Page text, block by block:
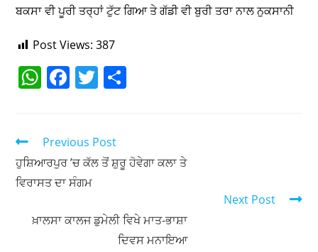
ਬਕਸਾ ਵੀ ਪੂਰੀ ਤਰ੍ਹਾਂ ਟੁੱਟ ਗਿਆ ਤੇ ਗੱਡੀ ਵੀ ਬੁਰੀ ਤਰਾ ਨਾਲ ਨੁਕਸਾਨੀ
Post Views: 387
W
s
A
p
p
F
e
b
o
o
T
er
Previous Post
ਹੁਸ਼ਿਆਰਪੁਰ ’ਚ ਕੱਲ ਤੋਂ ਸ਼ੁਰੂ ਹੋਵੇਗਾ ਕਲਾ ਤੇ
ਵਿਰਾਸਤ ਦਾ ਸੰਗਮ
Next Post
ਖ਼ਾਲਸਾ ਕਾਲਜ ਡੁਮੇਲੀ ਵਿਖੇ ਮਾਤ-ਭਾਸ਼ਾ
ਦਿਵਸ ਮਨਾਇਆ